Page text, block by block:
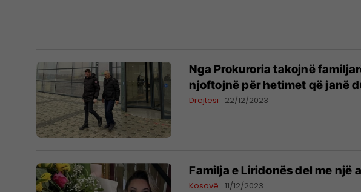
Nga Prokuroria takojnë
njoftojnë për hetimet që janë
Drejtësi 22/12/2023
Familja e Liridonës del me një
Kosovë 11/12/2023